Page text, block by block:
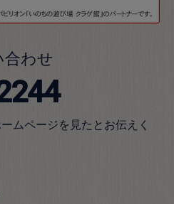
合わせ
ムページを見たとお伝えく